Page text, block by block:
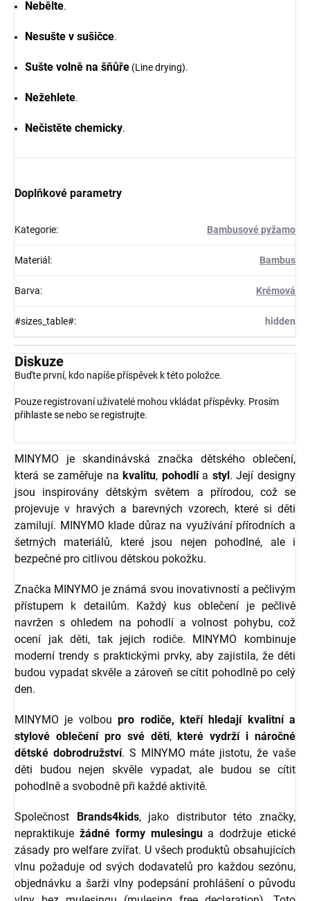
Nebělte.
Nesušte v sušičce.
Sušte volně na šňůře (Line drying).
Nežehlete.
Nečistěte chemicky.
Doplňkové parametry
Kategorie: Bambusové pyžamo
Materiál : Bambus
Barva: Krémová
#sizes_table#: hidden
Diskuze
Buďte první, kdo napíše příspěvek k této položce.
Pouze registrovaní uživatelé mohou vkládat příspěvky. Prosím
přihlaste se nebo se registrujte.
MINYMO je skandinávská značka dětského oblečení,
která se zaměřuje nakvalitu, pohodlía styl. Její designy
jsou inspirovány dětským světem a přírodou, což se
projevuje v hravých a barevných vzorech, které si děti
zamilují. MINYMO klade důraz na využívání přírodních a
šetrných materiálů, které jsou nejen pohodlné, ale i
bezpečné pro citlivou dětskou pokožku.
Značka MINYMO je známá svou inovativností a pečlivým
přístupem k detailům. Každý kus oblečení je pečlivě
navržen s ohledem na pohodlí a volnost pohybu, což
ocení jak děti, tak jejich rodiče. MINYMO kombinuje
moderní trendy s praktickými prvky, aby zajistila, že děti
budou vypadat skvěle a zároveň se cítit pohodlně po celý
den.
MINYMO je volboupro rodiče, kteří hledají kvalitní a
stylové oblečení pro své děti,které vydrží i náročné
dětské dobrodružství. S MINYMO máte jistotu, že vaše
děti budou nejen skvěle vypadat, ale budou se cítit
pohodlně a svobodně při každé aktivitě.
Společnost Brands4kids, jako distributor této značky,
nepraktikuje žádné formy mulesingua dodržuje etické
zásady pro welfare zvířat. U všech produktů obsahujících
vlnu požaduje od svých dodavatelů pro každou sezónu,
objednávku a šarži vlny podepsání prohlášení o původu